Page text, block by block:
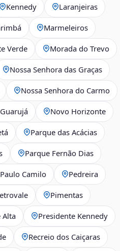
Kennedy Laranjeiras
Marmeleiros
Verde Morada do Trevo
Nossa Senhora das Graças
Nossa Senhora do Carmo
Novo Horizonte
Parque das Acácias
Parque Fernão Dias
Paulo Camilo Pedreira
Pimentas
Alta Presidente Kennedy
Recreio dos Caiçaras